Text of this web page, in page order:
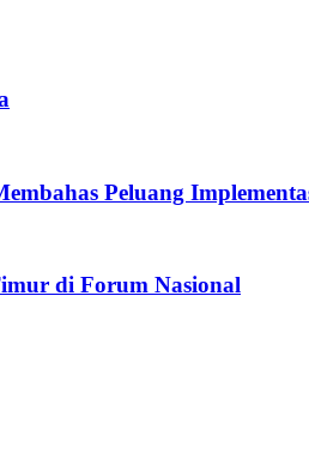
Peluang
di Forum Nasional